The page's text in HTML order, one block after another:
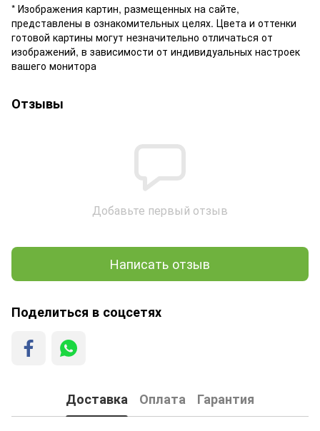
* Изображения картин, размещенных на сайте,
представлены в ознакомительных целях. Цвета и оттенки
готовой картины могут незначительно отличаться от
изображений, в зависимости от индивидуальных настроек
вашего монитора
Отзывы
Добавьте первый отзыв
Написать отзыв
Поделиться в соцсетях
Доставка Оплата Гарантия